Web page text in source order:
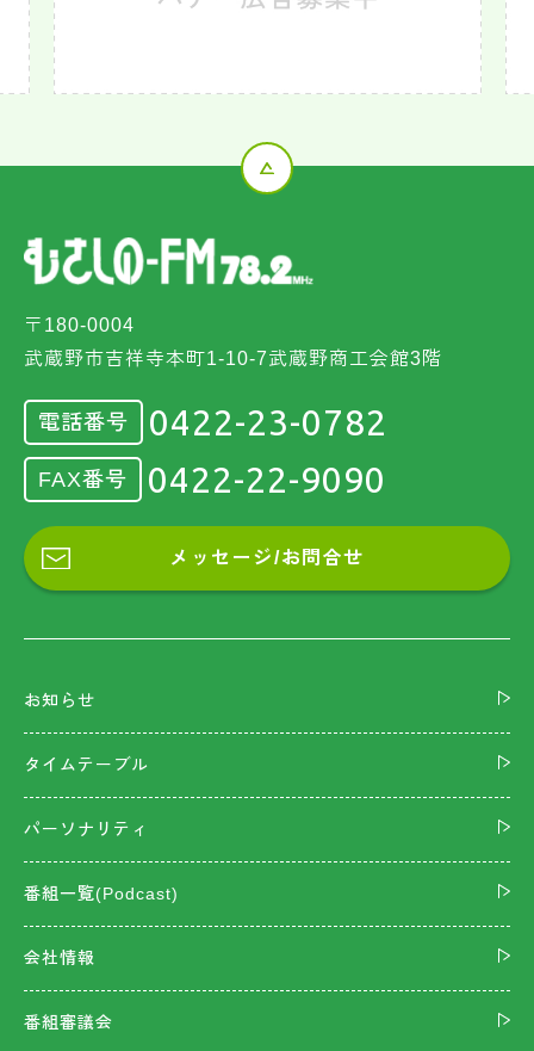
〒180-0004
武蔵野市吉祥寺本町1-10-7武蔵野商工会館3階
電話番号 0422-23-0782
FAX番号 0422-22-9090
メッセージ/お問合せ
お知らせ
タイムテーブル
パーソナリティ
番組一覧(Podcast)
会社情報
番組審議会